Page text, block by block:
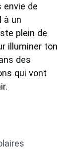
envie de
à un
plein de
illuminer ton
des
qui vont